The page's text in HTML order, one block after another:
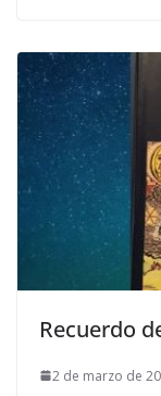
Recuerdo
2 de marzo de